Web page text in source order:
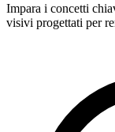
Impara i concetti
visivi progettati per